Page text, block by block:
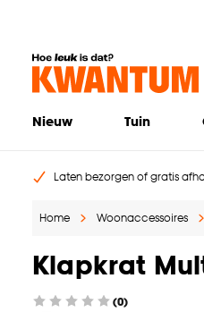
Nieuw Tuin
Laten bezorgen of gratis
Home Woonaccessoires
Klapkrat
(0)